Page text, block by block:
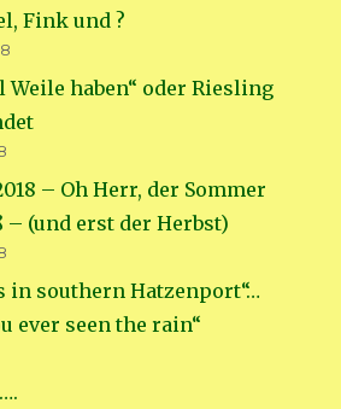
Fink und ?
Weile haben“ oder Riesling
– Oh Herr, der Sommer
(und erst der Herbst)
in southern Hatzenport“…
ever seen the rain“